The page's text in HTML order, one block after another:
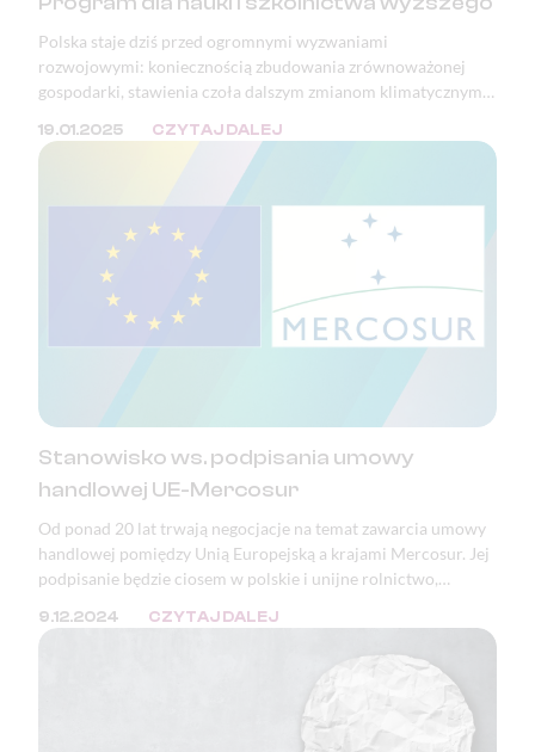
Polska staje dziś przed ogromnymi wyzwaniami
rozwojowymi: koniecznością zbudowania zrównoważonej
gospodarki, stawienia czoła dalszym zmianom klimatycznym i
wykorzystaniem potencjału i szans wynikających z rewolucji
19.01.2025 CZYTAJ DALEJ
Stanowisko ws. podpisania umowy
handlowej UE-Mercosur
Od ponad 20 lat trwają negocjacje na temat zawarcia umowy
handlowej pomiędzy Unią Europejską a krajami Mercosur. Jej
podpisanie będzie ciosem w polskie i unijne rolnictwo,
względem ekologicznym, klimatycznym i demokratycznym.
9.12.2024 CZYTAJ DALEJ